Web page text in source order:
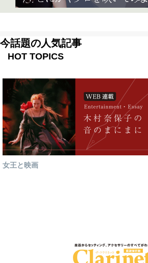
今話題の人気記事
HOT TOPICS
女王と映画